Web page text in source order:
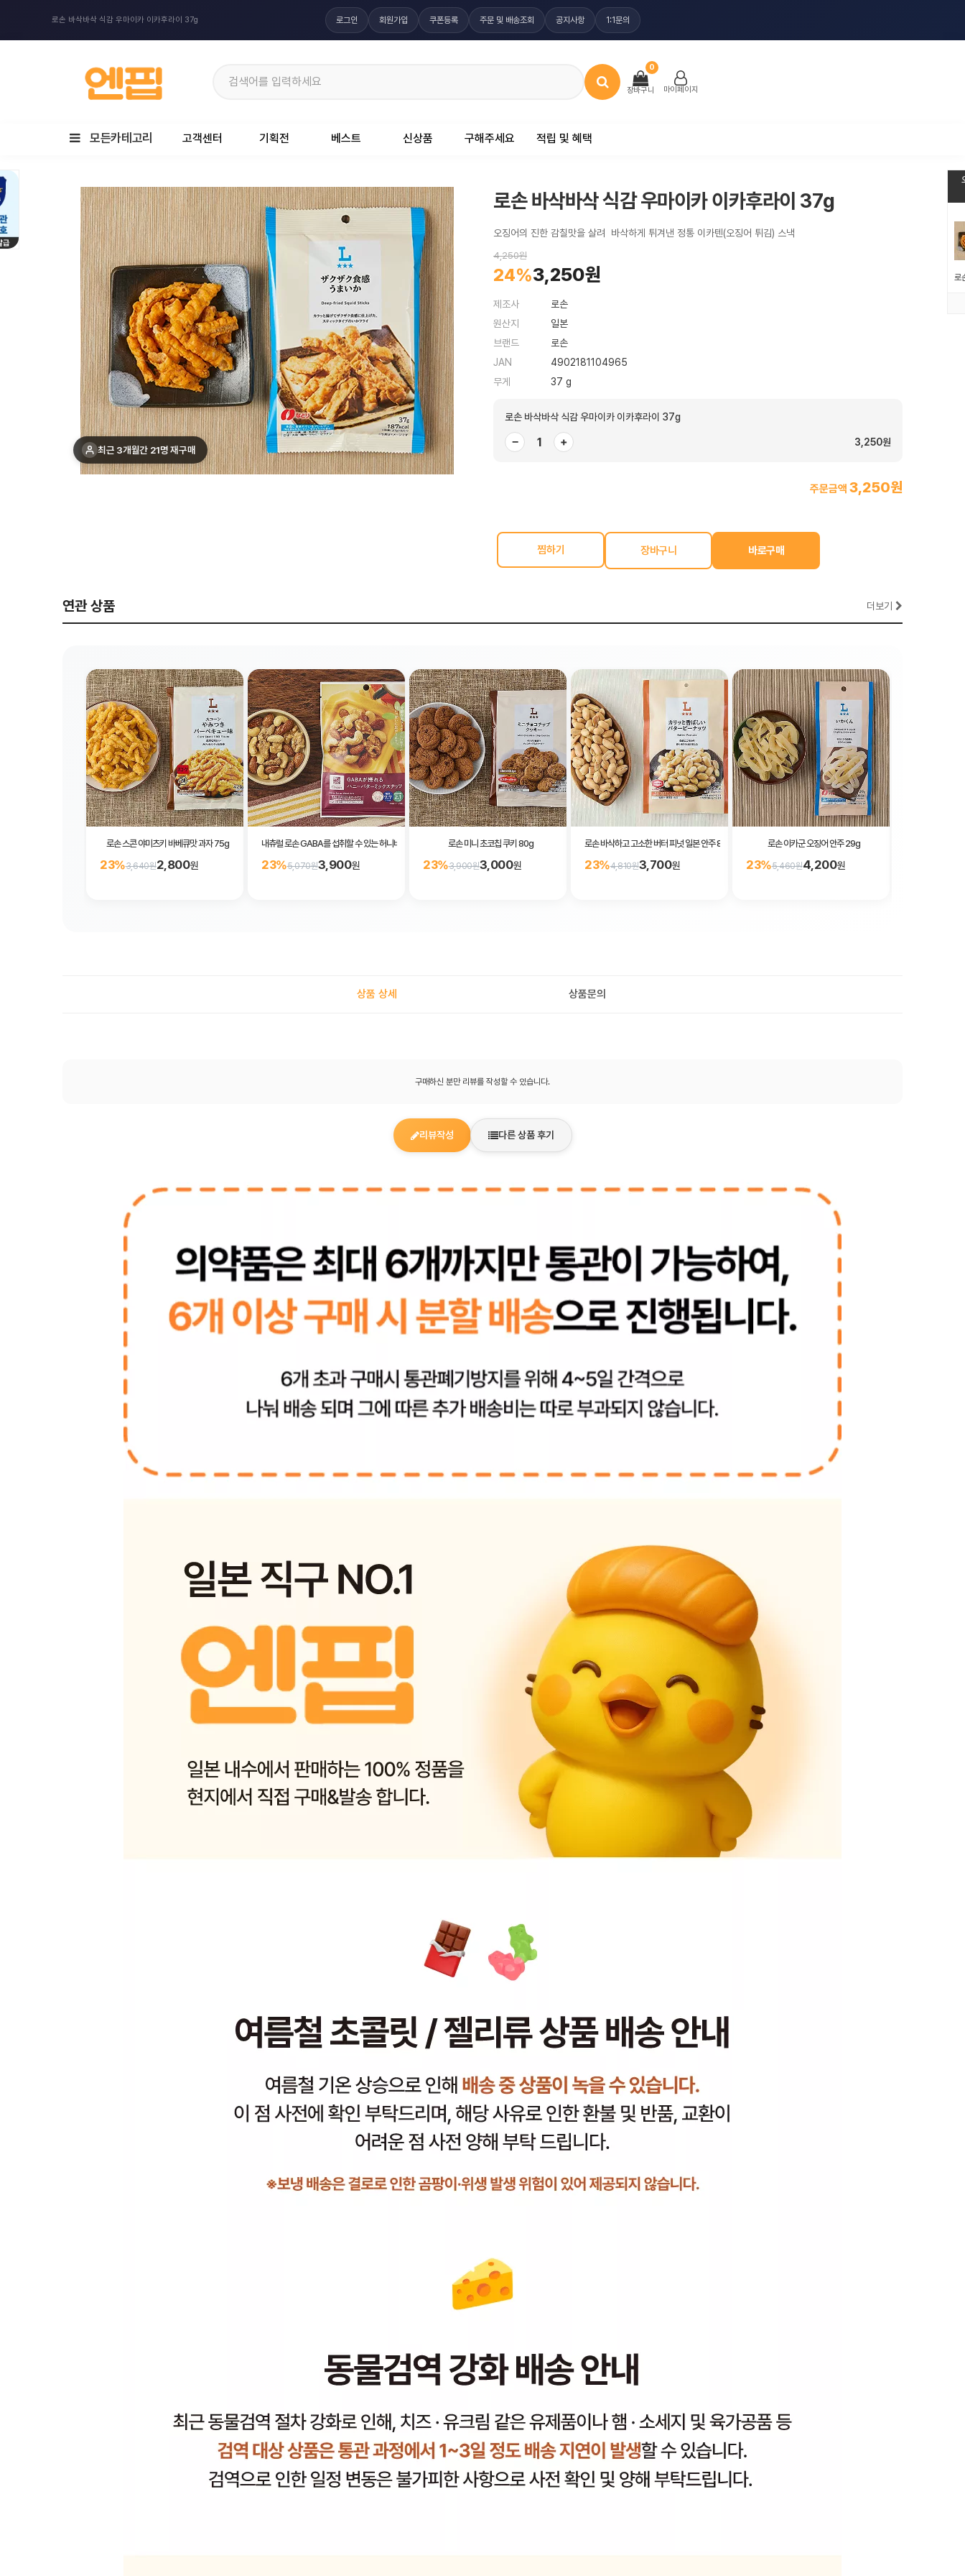
로손 바삭바삭 식감 우마이카 이카후라이 37g 로그인 회원가입 쿠폰등록 주문 및 배송조회 공지사항 1:1문의
장바구니
0
마이페이지
모든카테고리 고객센터 기획전 베스트 신상품 구해주세요 적립 및 혜택
최근 1주간 10명 구매
로손 바삭바삭 식감 우마이카 이카후라이 37g
오징어의 진한 감칠맛을 살려 바삭하게 튀겨낸 정통 이카텐(오징어 튀김) 스낵
4,250원
24%3,250원
제조사
로손
원산지
일본
브랜드
로손
JAN
4902181104965
무게
37 g
로손 바삭바삭 식감 우마이카 이카후라이 37g
− + 3,250원
주문금액 3,250원
찜하기
연관 상품 더보기
로손 스콘 야미츠키 바베큐맛 과자 75g
23%3,640원2,800원
내츄럴 로손 GABA를 섭취할 수 있는 허니버터 믹스넛 37g
23%5,070원3,900원
로손 미니 초코칩 쿠키 80g
23%3,900원3,000원
로손 바삭하고 고소한 버터 피넛 일본 안주 85g
23%4,810원3,700원
로손 이카군 오징어 안주 29g
23%5,460원4,200원
상품 상세 상품문의
구매하신 분만 리뷰를 작성할 수 있습니다.
리뷰작성 다른 상품 후기